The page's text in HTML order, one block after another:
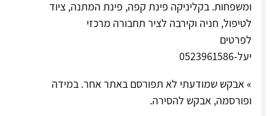
ומשפחות. בקליניקה פינת קפה, פינת המתנה, ציוד
לטיפול, חניה וקירבה לציר תחבורה מרכזי
לפרטים
יעל-0523961586
» אבקש שמודעתי לא תפורסם באתר אחר. במידה
ופורסמה, אבקש להסירה.